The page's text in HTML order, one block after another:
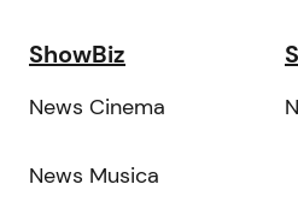
ShowBiz
News Cinema
News Musica